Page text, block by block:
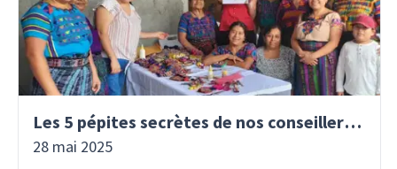
Les 5 pépites secrètes de nos conseillers voyage
28 mai 2025